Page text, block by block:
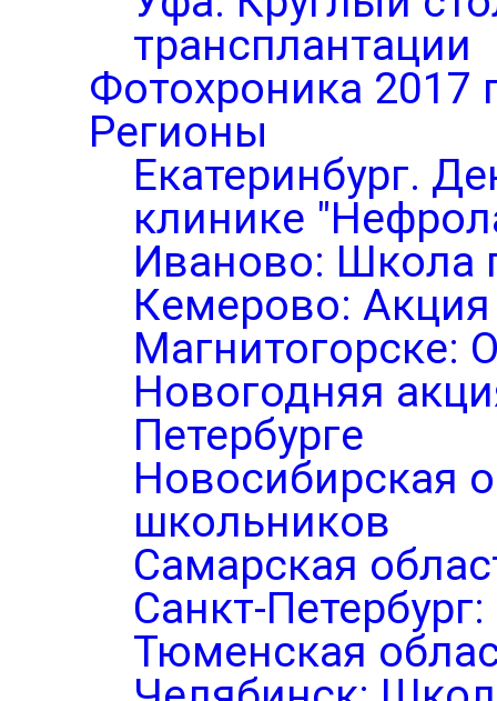
трансплантации
Фотохроника 2017
Регионы
Екатеринбург.
клинике
Иваново: Школа
Кемерово:
Магнитогорске:
Новогодняя
Петербурге
Новосибирская
школьников
Самарская
Санкт-
Тюменская